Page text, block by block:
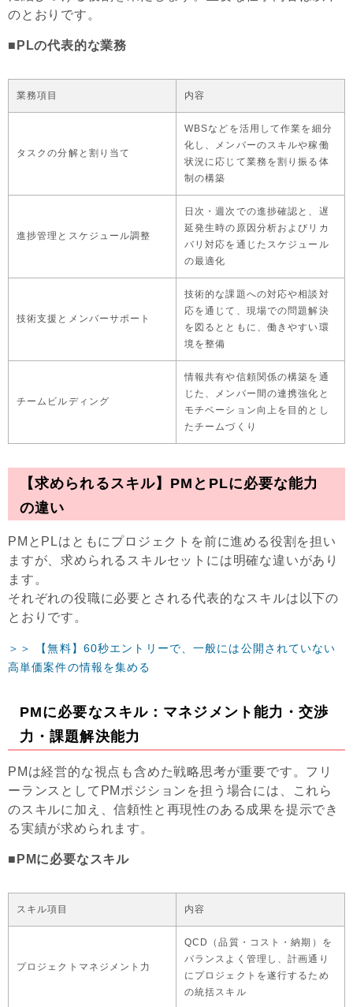
のとおりです。
■PLの代表的な業務
業務項目 内容
タスクの分解と割り当て
WBSなどを活用して作業を細分
化し、メンバーのスキルや稼働
状況に応じて業務を割り振る体
制の構築
進捗管理とスケジュール調整
日次・週次での進捗確認と、遅
延発生時の原因分析およびリカ
バリ対応を通じたスケジュール
の最適化
技術支援とメンバーサポート
技術的な課題への対応や相談対
応を通じて、現場での問題解決
を図るとともに、働きやすい環
境を整備
チームビルディング
情報共有や信頼関係の構築を通
じた、メンバー間の連携強化と
モチベーション向上を目的とし
たチームづくり
【求められるスキル】PMとPLに必要な能力
の違い
PMとPLはともにプロジェクトを前に進める役割を担い
ますが、求められるスキルセットには明確な違いがあり
ます。
それぞれの役職に必要とされる代表的なスキルは以下の
とおりです。
＞＞ 【無料】60秒エントリーで、一般には公開されていない
高単価案件の情報を集める
PMに必要なスキル：マネジメント能力・交渉
力・課題解決能力
PMは経営的な視点も含めた戦略思考が重要です。フリ
ーランスとしてPMポジションを担う場合には、これら
のスキルに加え、信頼性と再現性のある成果を提示でき
る実績が求められます。
■PMに必要なスキル
スキル項目 内容
プロジェクトマネジメント力
QCD（品質・コスト・納期）を
バランスよく管理し、計画通り
にプロジェクトを遂行するため
の統括スキル